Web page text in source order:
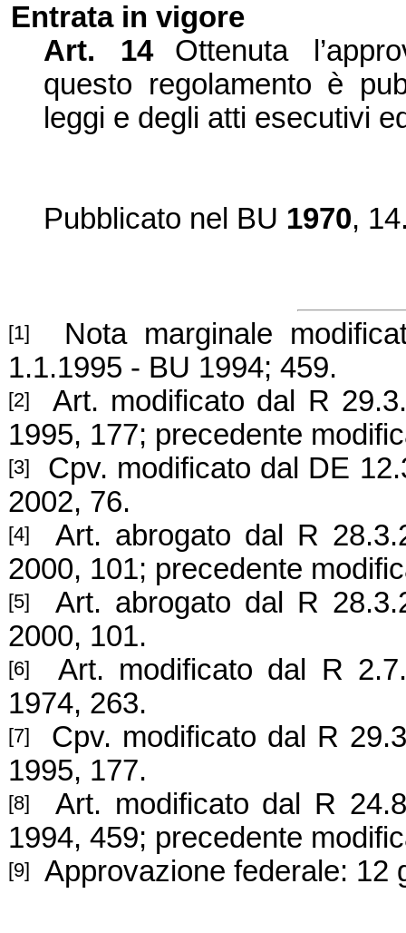
Entrata in vigore
Art. 14
Ottenuta l’
questo regolamento è
leggi e degli atti esecutivi
Pubblicato nel BU 1970,
[1]
Nota marginale
1.1.1995 - BU 1994; 459.
[2]
Art. modificato dal R
1995, 177; precedente
[3]
Cpv. modificato dal DE
2002, 76.
[4] Art. abrogato dal R 28.
2000, 101; precedente
[5]
Art. abrogato dal R
2000, 101.
[6]
Art. modificato dal R
1974, 263.
[7]
Cpv. modificato dal R
1995, 177.
[8]
Art. modificato dal R
1994, 459; precedente
[9] Approvazione federale: 12